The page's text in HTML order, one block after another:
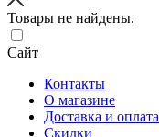
Товары не найдены.
Сайт
Контакты
О магазине
Доставка и оплата
Скидки